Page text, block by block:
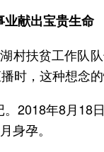
献出宝贵生命
村扶贫工作
时，这种想念的
2018年8月
身孕。